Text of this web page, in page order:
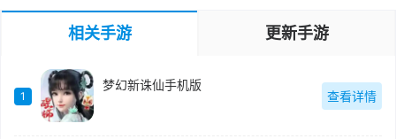
相关手游 更新手游
1
梦幻新诛仙手机版
查看详情